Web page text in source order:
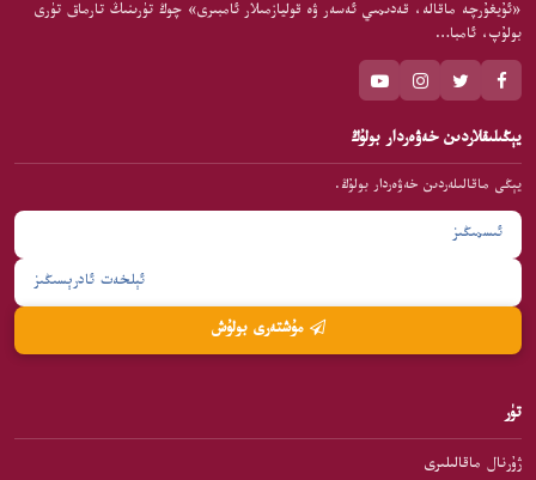
«ئۇيغۇرچە ماقالە، قەدىمىي ئەسەر ۋە قوليازمىلار ئامبىرى» چوڭ تۈرىنىڭ تارماق تۈرى
بولۇپ، ئامبا…
يېڭىلىقلاردىن خەۋەردار بولۇڭ
يېڭى ماقالىلەردىن خەۋەردار بولۇڭ.
تۈر
ژۇرنال ماقالىلىرى